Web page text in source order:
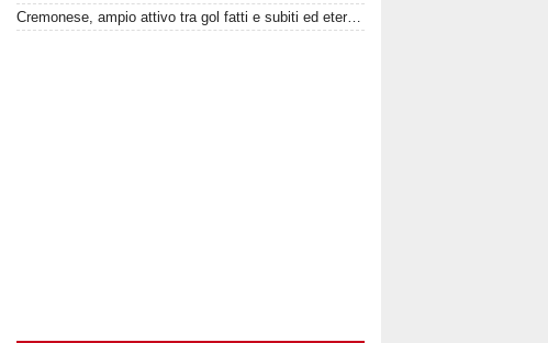
Cremonese, ampio attivo tra gol fatti e subiti ed eterogeneità realizzativa